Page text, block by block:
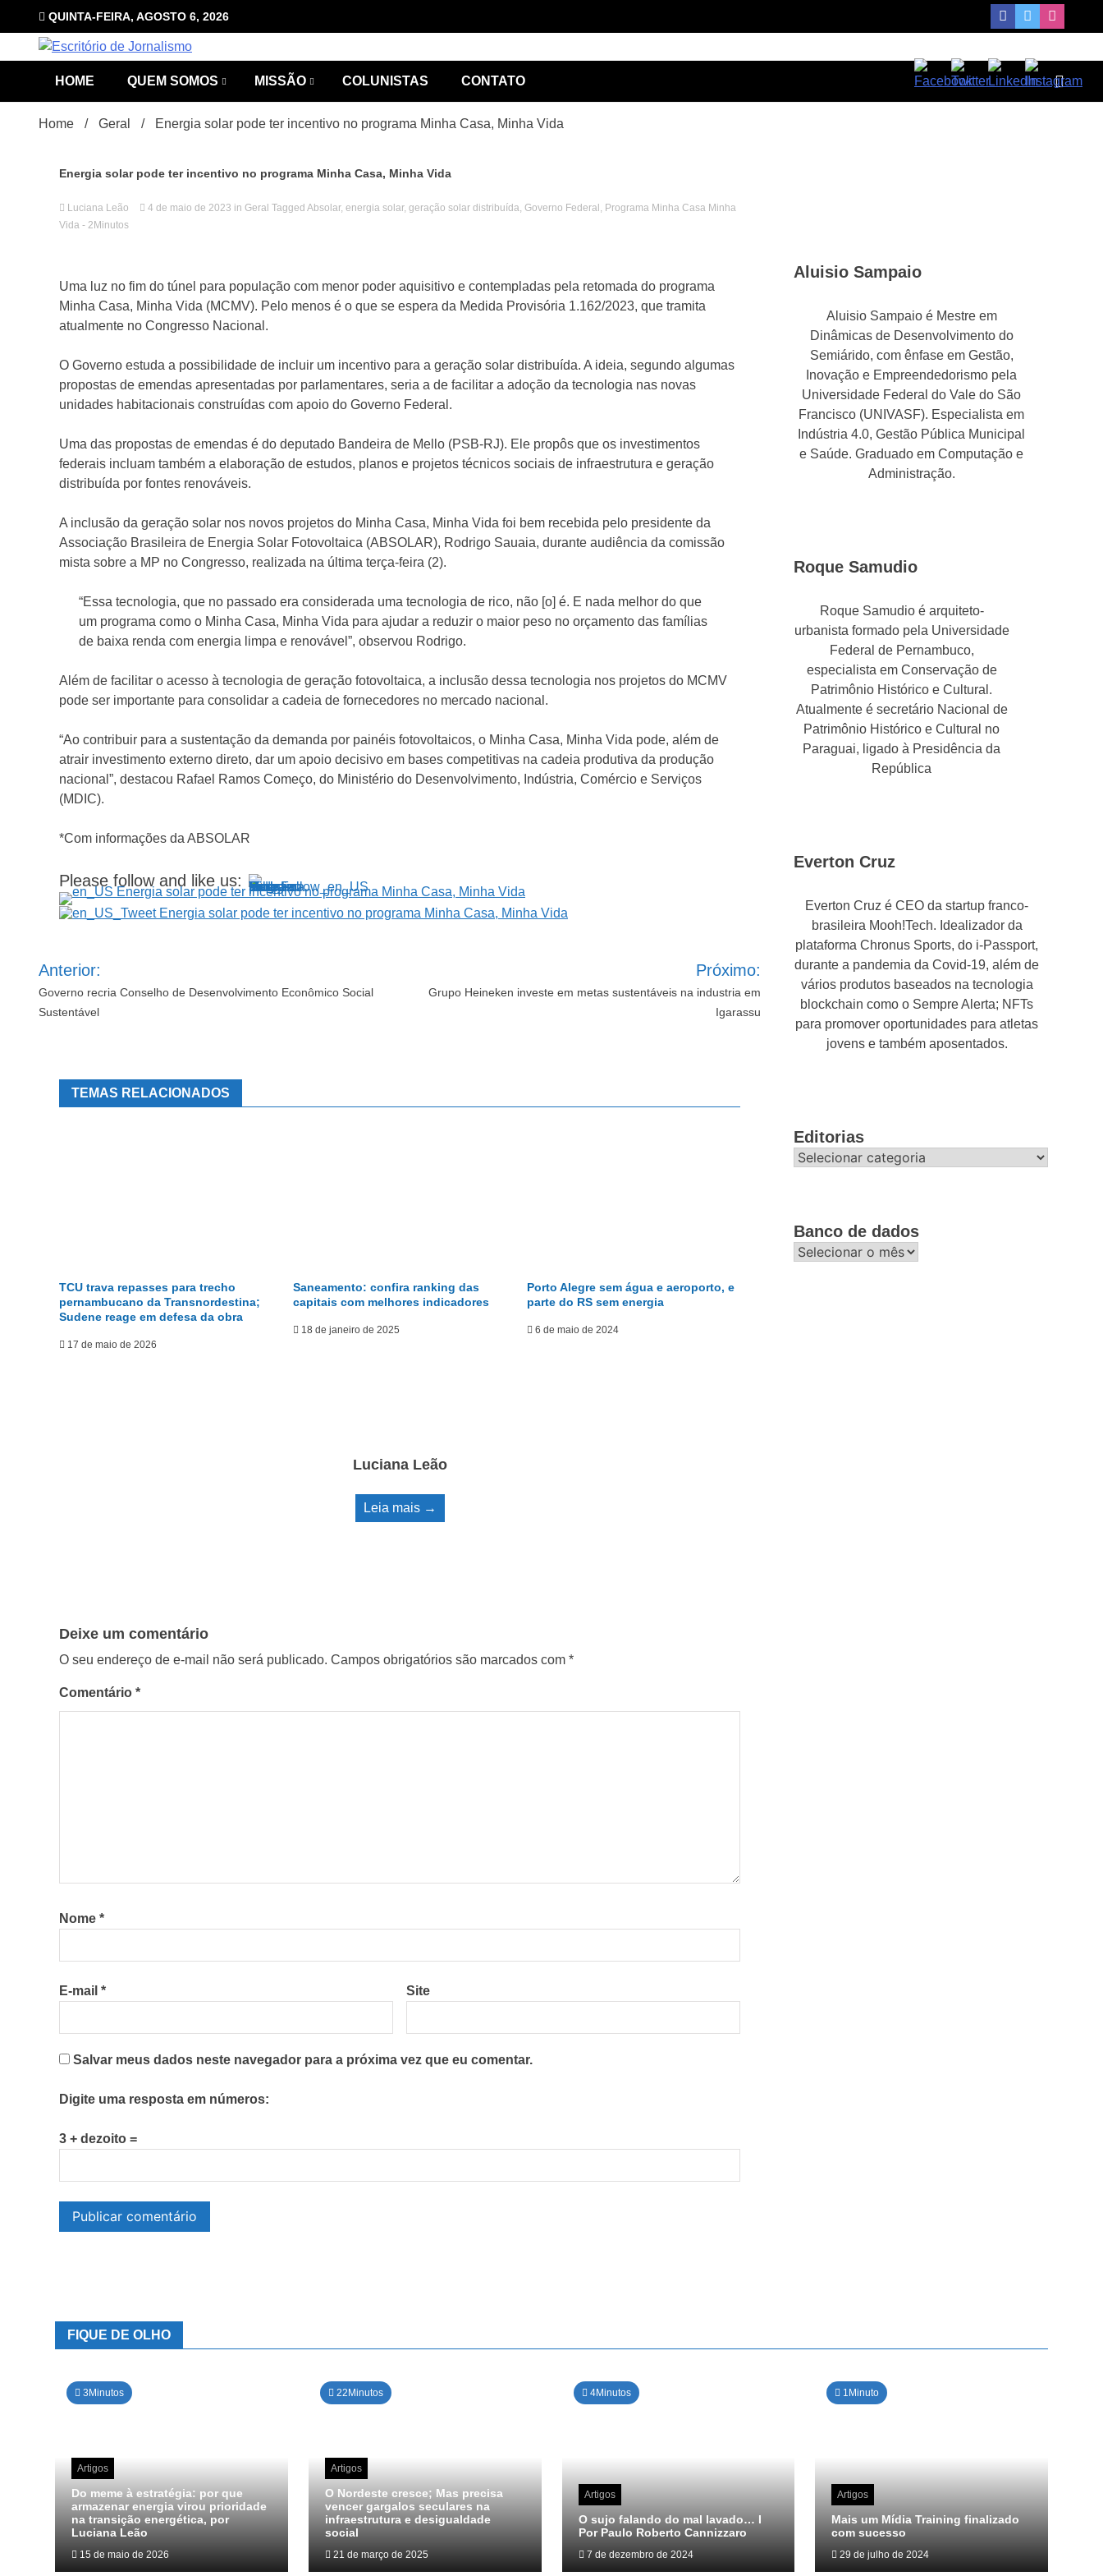
content
QUINTA-FEIRA, AGOSTO 6, 2026
Escritório de
Jornalismo
HOME
QUEM SOMOS MISSÃO COLUNISTAS CONTATO
Home Geral Energia solar pode ter incentivo no programa Minha Casa, Minha Vida
Energia solar pode ter incentivo no programa Minha Casa, Minha Vida
Luciana Leão 4 de maio de 2023 in Geral Tagged Absolar, energia solar, geração solar distribuída, Governo Federal , Programa Minha Casa Minha
Vida - 2Minutos
Uma luz no fim do túnel para população com menor poder aquisitivo e contempladas pela retomada do programa
Minha Casa, Minha Vida (MCMV). Pelo menos é o que se espera da Medida Provisória 1.162/2023, que tramita
atualmente no Congresso Nacional.
O Governo estuda a possibilidade de incluir um incentivo para a geração solar distribuída. A ideia, segundo algumas
propostas de emendas apresentadas por parlamentares, seria a de facilitar a adoção da tecnologia nas novas
unidades habitacionais construídas com apoio do Governo Federal.
Uma das propostas de emendas é do deputado Bandeira de Mello (PSB-RJ). Ele propôs que os investimentos
federais incluam também a elaboração de estudos, planos e projetos técnicos sociais de infraestrutura e geração
distribuída por fontes renováveis.
A inclusão da geração solar nos novos projetos do Minha Casa, Minha Vida foi bem recebida pelo presidente da
Associação Brasileira de Energia Solar Fotovoltaica (ABSOLAR), Rodrigo Sauaia, durante audiência da comissão
mista sobre a MP no Congresso, realizada na última terça-feira (2).
“Essa tecnologia, que no passado era considerada uma tecnologia de rico, não [o] é. E nada melhor do que
um programa como o Minha Casa, Minha Vida para ajudar a reduzir o maior peso no orçamento das famílias
de baixa renda com energia limpa e renovável”, observou Rodrigo.
Além de facilitar o acesso à tecnologia de geração fotovoltaica, a inclusão dessa tecnologia nos projetos do MCMV
pode ser importante para consolidar a cadeia de fornecedores no mercado nacional.
“Ao contribuir para a sustentação da demanda por painéis fotovoltaicos, o Minha Casa, Minha Vida pode, além de
atrair investimento externo direto, dar um apoio decisivo em bases competitivas na cadeia produtiva da produção
nacional”, destacou Rafael Ramos Começo, do Ministério do Desenvolvimento, Indústria, Comércio e Serviços
(MDIC).
*Com informações da ABSOLAR
Please follow and like us:
de
Post
Anterior:
Governo recria Conselho de Desenvolvimento Econômico Social
Sustentável
Próximo:
Grupo Heineken investe em metas sustentáveis na industria em
Igarassu
TEMAS RELACIONADOS
TCU trava repasses para trecho
pernambucano da Transnordestina;
Sudene reage em defesa da obra
17 de maio de 2026
Saneamento: confira ranking das
capitais com melhores indicadores
18 de janeiro de 2025
Porto Alegre sem água e aeroporto, e
parte do RS sem energia
6 de maio de 2024
Luciana Leão
Leia mais →
Deixe um comentário
O seu endereço de e-mail não será publicado. Campos obrigatórios são marcados com *
Comentário *
Nome *
E-mail * Site
Salvar meus dados neste navegador para a próxima vez que eu comentar.
Digite uma resposta em números:
3 + dezoito =
Aluisio Sampaio
Aluisio Sampaio é Mestre em
Dinâmicas de Desenvolvimento do
Semiárido, com ênfase em Gestão,
Inovação e Empreendedorismo pela
Universidade Federal do Vale do São
Francisco (UNIVASF). Especialista em
Indústria 4.0, Gestão Pública Municipal
e Saúde. Graduado em Computação e
Administração.
Roque Samudio
Roque Samudio é arquiteto-
urbanista formado pela Universidade
Federal de Pernambuco,
especialista em Conservação de
Patrimônio Histórico e Cultural.
Atualmente é secretário Nacional de
Patrimônio Histórico e Cultural no
Paraguai, ligado à Presidência da
República
Everton Cruz
Everton Cruz é CEO da startup franco-
brasileira Mooh!Tech. Idealizador da
plataforma Chronus Sports, do i-Passport,
durante a pandemia da Covid-19, além de
vários produtos baseados na tecnologia
blockchain como o Sempre Alerta; NFTs
para promover oportunidades para atletas
jovens e também aposentados.
Editorias
Editorias
Banco de dados
Banco
FIQUE DE OLHO
3Minutos
Artigos
Do meme à estratégia: por que
armazenar energia virou prioridade
na transição energética, por
Luciana Leão
15 de maio de 2026
22Minutos
Artigos
O Nordeste cresce; Mas precisa
vencer gargalos seculares na
infraestrutura e desigualdade
social
21 de março de 2025
4Minutos
Artigos
O sujo falando do mal lavado… I
Por Paulo Roberto Cannizzaro
7 de dezembro de 2024
1Minuto
Artigos
Mais um Mídia Training finalizado
com sucesso
29 de julho de 2024